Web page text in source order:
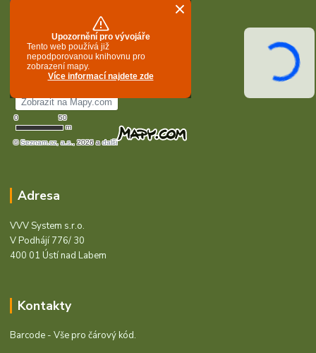
Adresa
VVV System s.r.o.
V Podhájí 776/ 30
400 01 Ústí nad Labem
Kontakty
Barcode - Vše pro čárový kód.